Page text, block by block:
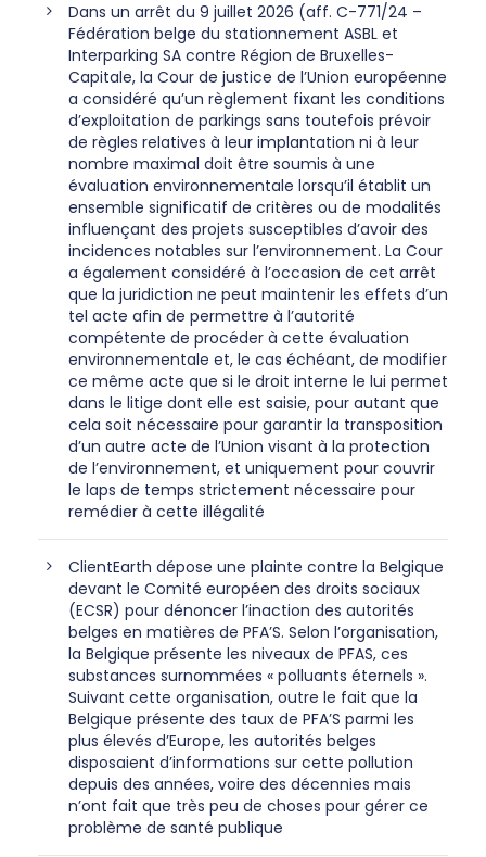
Dans un arrêt du 9 juillet 2026 (aff. C-771/24 –
Fédération belge du stationnement ASBL et
Interparking SA contre Région de Bruxelles-
Capitale, la Cour de justice de l’Union européenne
a considéré qu’un règlement fixant les conditions
d’exploitation de parkings sans toutefois prévoir
de règles relatives à leur implantation ni à leur
nombre maximal doit être soumis à une
évaluation environnementale lorsqu’il établit un
ensemble significatif de critères ou de modalités
influençant des projets susceptibles d’avoir des
incidences notables sur l’environnement. La Cour
a également considéré à l’occasion de cet arrêt
que la juridiction ne peut maintenir les effets d’un
tel acte afin de permettre à l’autorité
compétente de procéder à cette évaluation
environnementale et, le cas échéant, de modifier
ce même acte que si le droit interne le lui permet
dans le litige dont elle est saisie, pour autant que
cela soit nécessaire pour garantir la transposition
d’un autre acte de l’Union visant à la protection
de l’environnement, et uniquement pour couvrir
le laps de temps strictement nécessaire pour
remédier à cette illégalité
ClientEarth dépose une plainte contre la Belgique
devant le Comité européen des droits sociaux
(ECSR) pour dénoncer l’inaction des autorités
belges en matières de PFA’S. Selon l’organisation,
la Belgique présente les niveaux de PFAS, ces
substances surnommées « polluants éternels ».
Suivant cette organisation, outre le fait que la
Belgique présente des taux de PFA’S parmi les
plus élevés d’Europe, les autorités belges
disposaient d’informations sur cette pollution
depuis des années, voire des décennies mais
n’ont fait que très peu de choses pour gérer ce
problème de santé publique